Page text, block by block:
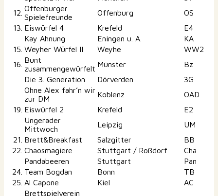
12. Offenburger
Spielefreunde
Offenburg
OS
13. Eiswürfel 4 Krefeld
E4
Kay Ahnung
Eningen u. A.
KA
15. Weyher Würfel II Weyhe
WW2
16. Bunt
zusammengewürfelt Münster
Bz
Die 3. Generation
Dörverden
3G
Ohne Alex fahr’n wir
zur DM
Koblenz
OAD
19. Eiswürfel 2 Krefeld
E2
Ungerader
Mittwoch
Leipzig
UM
21. Brett&Breakfast Salzgitter
BB
22. Chaosmagiere Stuttgart / Roßdorf
Cha
Pandabeeren
Stuttgart
Pan
24. Team Bogdan Bonn
TB
25. Al Capone Kiel
AC
Brettspielverein